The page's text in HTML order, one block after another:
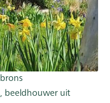
, beeldhouwer uit